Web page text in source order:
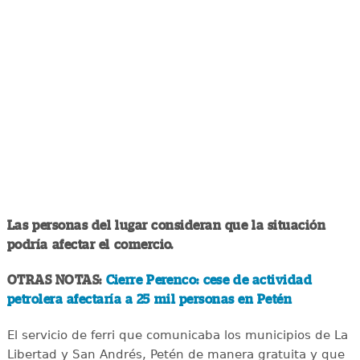
Las personas del lugar consideran que la situación
podría afectar el comercio.
OTRAS NOTAS: Cierre Perenco: cese de actividad
petrolera afectaría a 25 mil personas en Petén
El servicio de ferri que comunicaba los municipios de La
Libertad y San Andrés, Petén de manera gratuita y que